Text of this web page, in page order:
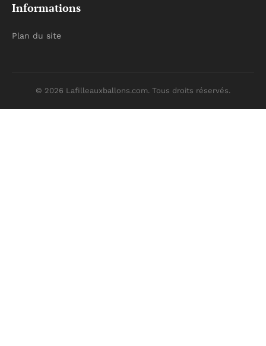
Informations
Plan du site
© 2026 Lafilleauxballons.com. Tous droits réservés.